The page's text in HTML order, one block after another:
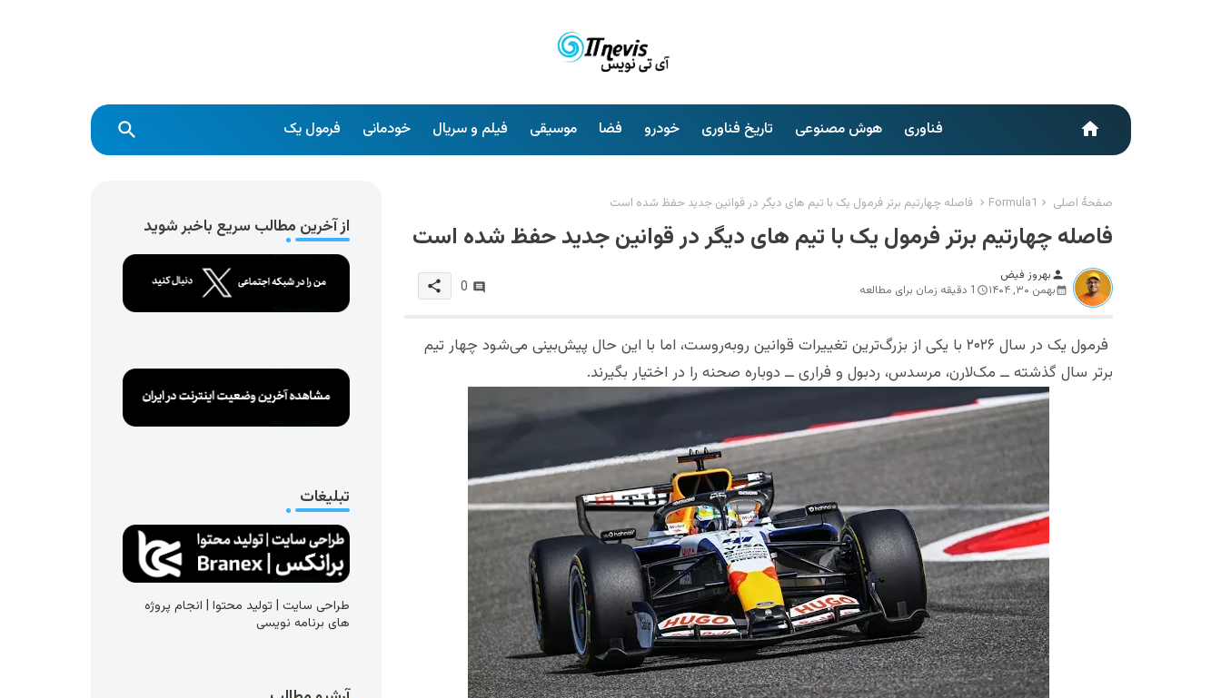
home فناوری هوش مصنوعی تاریخ فناوری خودرو فضا موسیقی فیلم و سریال خودمانی فرمول یک
صفحهٔ اصلی Formula1 فاصله چهارتیم برتر فرمول یک با تیم های دیگر در قوانین جدید حفظ شده است
فاصله چهارتیم برتر فرمول یک با تیم های دیگر در قوانین جدید حفظ شده است
person بهروز فیض
بهمن ۳۰, ۱۴۰۴
1 دقیقه زمان برای مطالعه 0
share
فرمول یک در سال ۲۰۲۶ با یکی از بزرگ‌ترین تغییرات قوانین روبه‌روست، اما با این حال پیش‌بینی می‌شود چهار تیم
برتر سال گذشته ــ مک‌لارن، مرسدس، ردبول و فراری ــ دوباره صحنه را در اختیار بگیرند.
از آخرین مطالب سریع باخبر شوید
تبلیغات
طراحی سایت | تولید محتوا | انجام پروژه
های برنامه نویسی